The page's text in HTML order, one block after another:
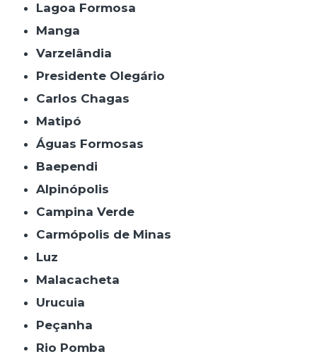
Lagoa Formosa
Manga
Varzelândia
Presidente Olegário
Carlos Chagas
Matipó
Águas Formosas
Baependi
Alpinópolis
Campina Verde
Carmópolis de Minas
Luz
Malacacheta
Urucuia
Peçanha
Rio Pomba